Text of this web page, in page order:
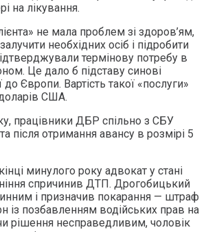
на лікування.
не мала проблем зі здоров’ям,
необхідних осіб і підробити
термінову потребу в
Це дало б підставу синові
Європи. Вартість такої «послуги»
США.
працівники ДБР спільно з СБУ
після отримання авансу в розмірі 5
минулого року адвокат у стані
спричинив ДТП. Дрогобицький
і призначив покарання — штраф
із позбавленням водійських прав на
рішення несправедливим, чоловік